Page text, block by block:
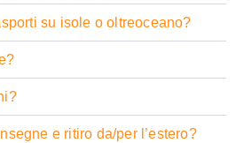
su isole o oltreoceano?
e ritiro da/per l’estero?